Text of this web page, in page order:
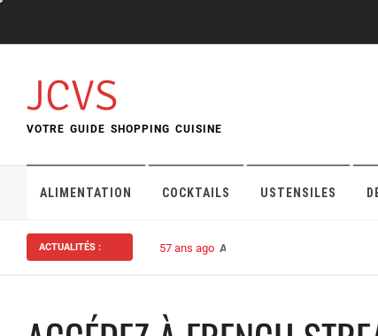
content
JCVS
VOTRE GUIDE SHOPPING CUISINE
ALIMENTATION COCKTAILS USTENSILES
ACTUALITÉS : 57 ans ago Assurance habitation : bien